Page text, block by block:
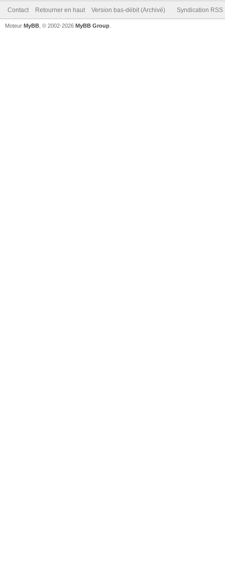
Contact Retourner en haut Version bas-débit (Archivé) Syndication RSS
Moteur MyBB , © 2002-2026 MyBB Group